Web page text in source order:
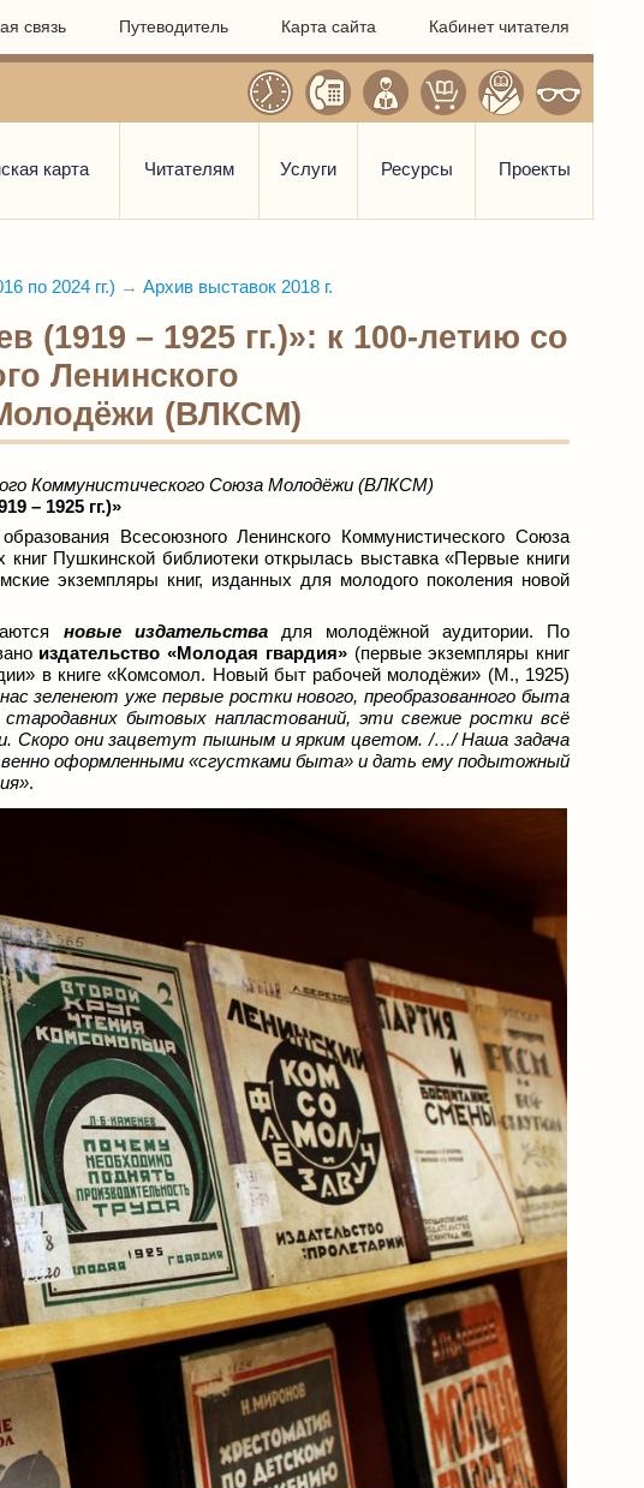
связь Путеводитель Карта сайта Кабинет читателя
карта Читателям Услуги Ресурсы Проекты
по 2024 гг.) → Архив выставок 2018 г.
(1919 – 1925 гг.)»: к 100-летию со
Ленинского
(ВЛКСМ)
Коммунистического Союза Молодёжи (ВЛКСМ)
– 1925 гг.)»
Всесоюзного Ленинского Коммунистического Союза
Пушкинской библиотеки открылась выставка «Первые книги
экземпляры книг, изданных для молодого поколения новой
новые издательствадля молодёжной аудитории. По
издательство «Молодая гвардия»(первые экземпляры книг
в книге «Комсомол. Новый быт рабочей молодёжи» (М., 1925)
зеленеют уже первые ростки нового, преобразованного быта
стародавних бытовых напластований, эти свежие ростки всё
Скоро они зацветут пышным и ярким цветом. /…/ Наша задача
оформленными «сгустками быта» и дать ему подытожный
.